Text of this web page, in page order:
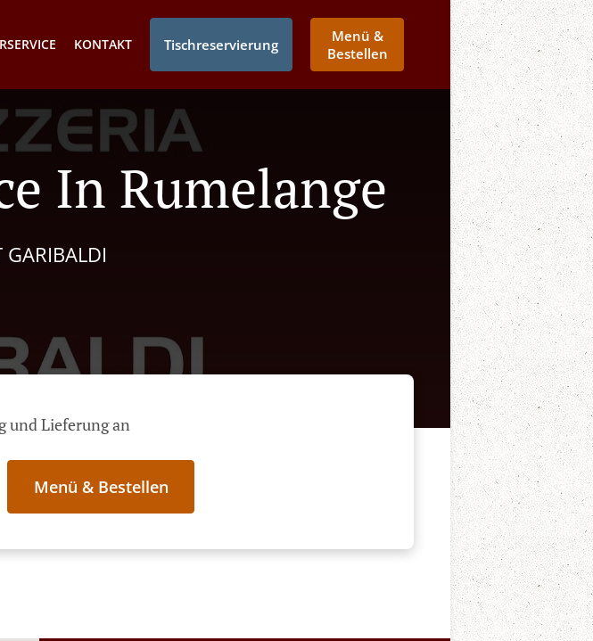
KONTAKT Tischreservierung
Menü &
Bestellen
In Rumelange
GARIBALDI
und Lieferung an
Menü & Bestellen